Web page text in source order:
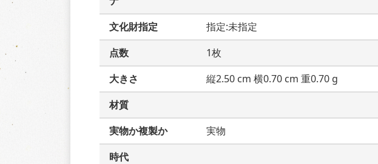
文化財指定
指定:未指定
点数
1枚
大きさ
縦2.50 cm 横0.70 cm 重0.70 g
材質
実物か複製か
実物
時代